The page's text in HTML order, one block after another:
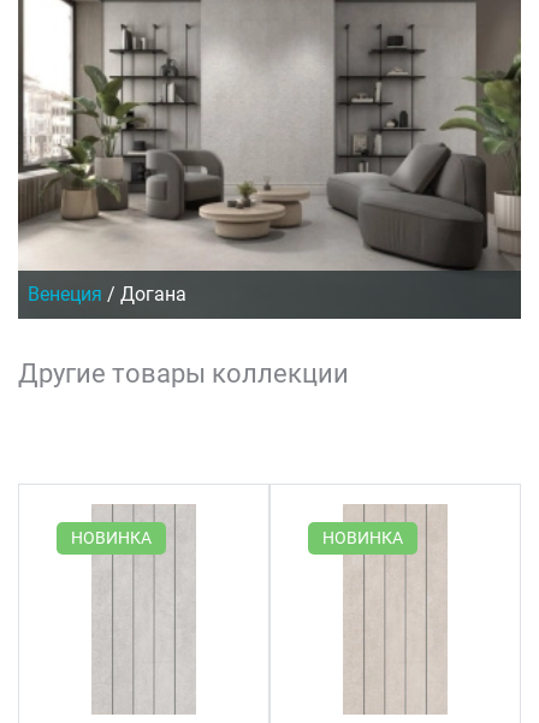
Венеция / Догана
Другие товары коллекции
НОВИНКА НОВИНКА